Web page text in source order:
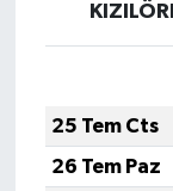
25 Tem Cts
26 Tem Paz